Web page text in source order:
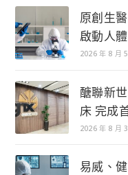
原創生
啟動人
2026 年 8 月
醣聯新
床 完成
2026 年 8 月
易威、